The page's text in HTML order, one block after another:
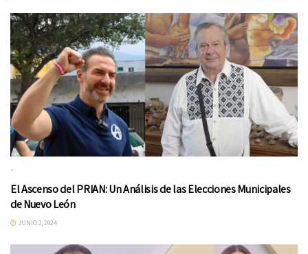
*
El Ascenso del PRIAN: Un Análisis de las Elecciones Municipales
de Nuevo León
JUNIO 3, 2024